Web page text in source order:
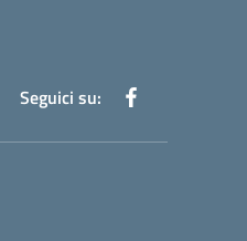
Seguici su: